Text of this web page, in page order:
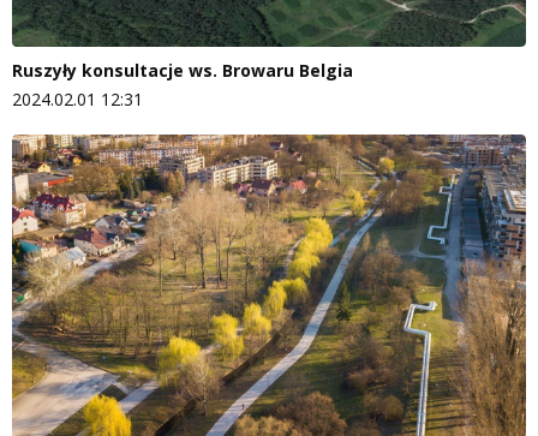
Ruszyły konsultacje ws. Browaru Belgia
2024.02.01 12:31